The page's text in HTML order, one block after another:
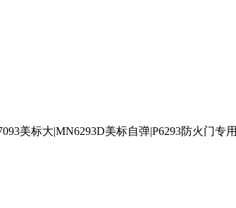
美标大|MN6293D美标自弹|P6293防火门专用